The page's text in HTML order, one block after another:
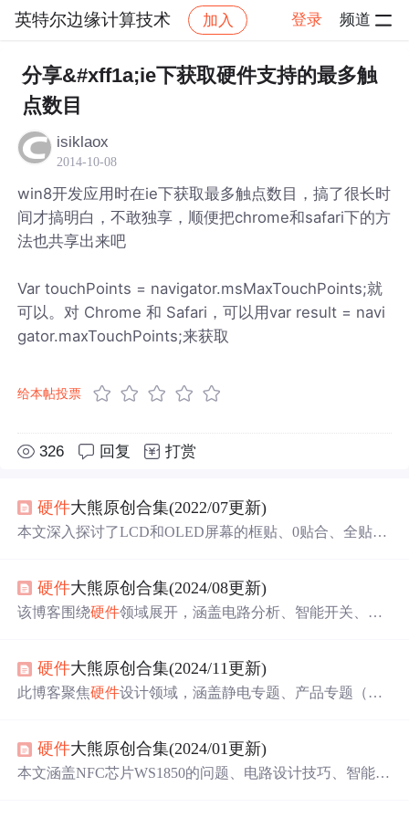
英特尔边缘计算技术 加入 登录 频道
社区 英特尔边缘计算技术 帖子详情
分享&#xff1a;ie下获取硬件支持的最多触
点数目
isiklaox
2014-10-08
win8开发应用时在ie下获取最多触点数目，搞了很长时
间才搞明白，不敢独享，顺便把chrome和safari下的方
法也共享出来吧
Var touchPoints = navigator.msMaxTouchPoints;就
可以。对 Chrome 和 Safari，可以用var result = navi
gator.maxTouchPoints;来获取
给本帖投票
326 回复 打赏
硬件大熊原创合集(2022/07更新)
本文深入探讨了LCD和OLED屏幕的框贴、0贴合、全贴合
以及职业发展规划的思考。此外，还分享
源管理、声学设计、高速信号PCB设计等多个硬件领域的
硬件大熊原创合集(2024/08更新)
该博客围绕硬件领域展开，涵盖电路分析、智能开关、NF
高速信号PCB设计等技术问题，还分享了器件选型、测试
分析等方面的经验。
硬件大熊原创合集(2024/11更新)
此博客聚焦硬件设计领域，涵盖静电专题、产品专题（开
等多方面知识，还涉及认证规范、算法思维、工具使用等
内容，为硬件工程师提供丰富参考。
硬件大熊原创合集(2024/01更新)
本文涵盖NFC芯片WS1850的问题、电路设计技巧、智能开